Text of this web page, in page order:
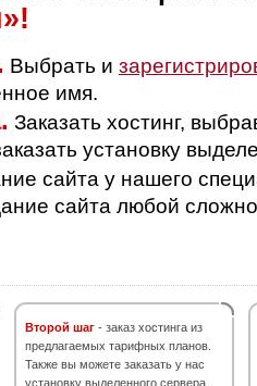
Выбрать и
имя.
Заказать хостинг,
установку
сайта у нашего
сайта любой
Второй шаг - заказ хостинга из
предлагаемых тарифных планов.
Также вы можете заказать у нас
установку выделенного сервера.